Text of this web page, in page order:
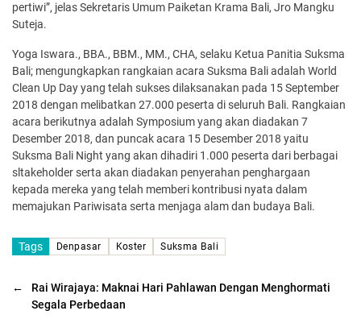
pertiwi”, jelas Sekretaris Umum Paiketan Krama Bali, Jro Mangku
Suteja.
Yoga Iswara., BBA., BBM., MM., CHA, selaku Ketua Panitia Suksma
Bali; mengungkapkan rangkaian acara Suksma Bali adalah World
Clean Up Day yang telah sukses dilaksanakan pada 15 September
2018 dengan melibatkan 27.000 peserta di seluruh Bali. Rangkaian
acara berikutnya adalah Symposium yang akan diadakan 7
Desember 2018, dan puncak acara 15 Desember 2018 yaitu
Suksma Bali Night yang akan dihadiri 1.000 peserta dari berbagai
sltakeholder serta akan diadakan penyerahan penghargaan
kepada mereka yang telah memberi kontribusi nyata dalam
memajukan Pariwisata serta menjaga alam dan budaya Bali.
Tags Denpasar Koster Suksma Bali
←
Rai Wirajaya: Maknai Hari Pahlawan Dengan Menghormati
Segala Perbedaan